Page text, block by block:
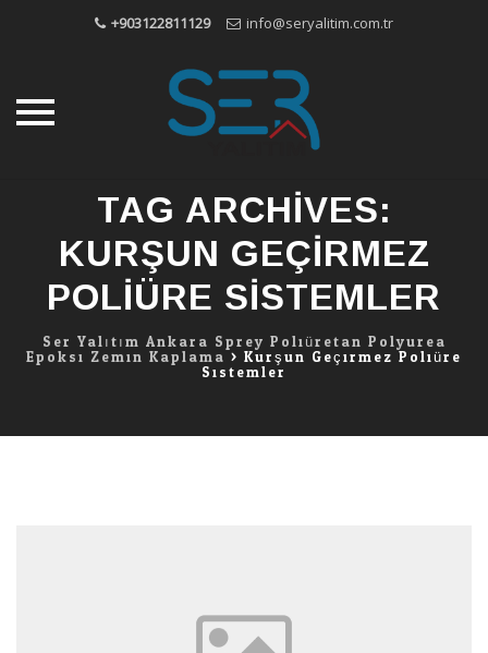
+903122811129 info@seryalitim.com.tr
TAG ARCHIVES:
KURŞUN GEÇIRMEZ
POLIÜRE SISTEMLER
Ser Yalıtım Ankara Sprey Poliüretan Polyurea
Epoksi Zemin Kaplama> Kurşun Geçirmez Poliüre
Sistemler